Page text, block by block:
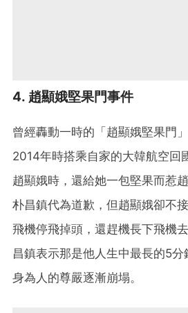
4. 趙顯娥堅果門事件
曾經轟動一時的「趙顯娥堅果門
2014年時搭乘自家的大韓航空回
趙顯娥時，還給她一包堅果而惹
朴昌鎮代為道歉，但趙顯娥卻不
飛機停飛掉頭，還趕機長下飛機
昌鎮表示那是他人生中最長的5
身為人的尊嚴逐漸崩塌。